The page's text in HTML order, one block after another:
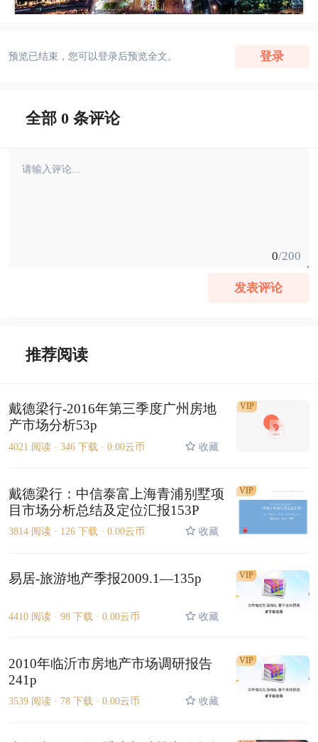
预览已结束，您可以登录后预览全文。 登录
全部 0 条评论
0/200
发表评论
推荐阅读
戴德梁行-2016年第三季度广州房地
产市场分析53p
4021 阅读 · 346 下载 · 0.00云币 收藏
VIP
戴德梁行：中信泰富上海青浦别墅项
目市场分析总结及定位汇报153P
3814 阅读 · 126 下载 · 0.00云币 收藏
VIP
易居-旅游地产季报2009.1—135p
4410 阅读 · 98 下载 · 0.00云币 收藏
VIP
2010年临沂市房地产市场调研报告
241p
3539 阅读 · 78 下载 · 0.00云币 收藏
VIP